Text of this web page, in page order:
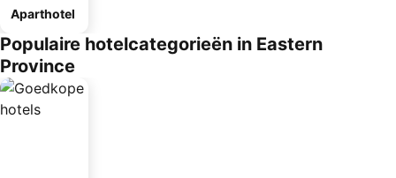
Aparthotel
Populaire hotelcategorieën in Eastern
Province